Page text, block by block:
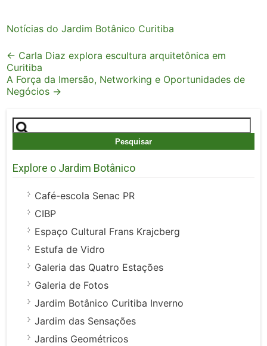
Notícias do Jardim Botânico Curitiba
Post
navigation
← Carla Diaz explora escultura arquitetônica em
Curitiba
A Força da Imersão, Networking e Oportunidades de
Negócios →
Pesquisar
por:
Explore o Jardim Botânico
Café-escola Senac PR
CIBP
Espaço Cultural Frans Krajcberg
Estufa de Vidro
Galeria das Quatro Estações
Galeria de Fotos
Jardim Botânico Curitiba Inverno
Jardim das Sensações
Jardins Geométricos